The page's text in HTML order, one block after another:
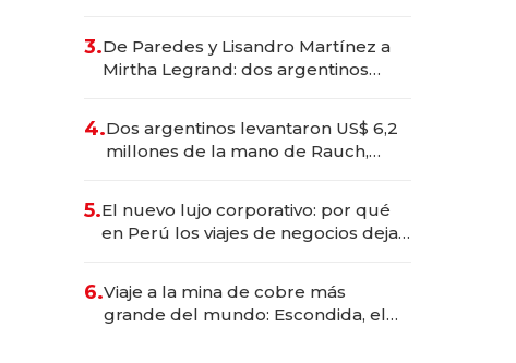
marcas "fast premium"
3.De Paredes y Lisandro Martínez a
Mirtha Legrand: dos argentinos
deportivo y el cuidado corporal
4.Dos argentinos levantaron US$ 6,2
millones de la mano de Rauch,
5.El nuevo lujo corporativo: por qué
en Perú los viajes de negocios dejan
6.Viaje a la mina de cobre más
grande del mundo: Escondida, el